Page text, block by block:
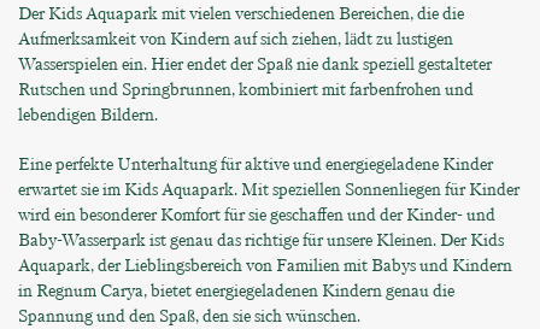
Der Kids Aquapark mit vielen verschiedenen Bereichen, die die
Aufmerksamkeit von Kindern auf sich ziehen, lädt zu lustigen
Wasserspielen ein. Hier endet der Spaß nie dank speziell gestalteter
Rutschen und Springbrunnen, kombiniert mit farbenfrohen und
lebendigen Bildern.
Eine perfekte Unterhaltung für aktive und energiegeladene Kinder
erwartet sie im Kids Aquapark. Mit speziellen Sonnenliegen für Kinder
wird ein besonderer Komfort für sie geschaffen und der Kinder- und
Baby-Wasserpark ist genau das richtige für unsere Kleinen. Der Kids
Aquapark, der Lieblingsbereich von Familien mit Babys und Kindern
in Regnum Carya, bietet energiegeladenen Kindern genau die
Spannung und den Spaß, den sie sich wünschen.